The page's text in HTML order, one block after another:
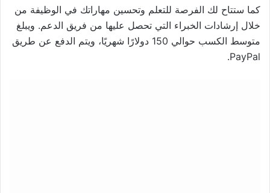
كما ستتاح لك الفرصة للتعلم وتحسين مهاراتك في الوظيفة من
خلال إرشادات الخبراء التي تحصل عليها من فريق الدعم. ويبلغ
متوسط الكسب حوالي 150 دولارًا شهريًا، ويتم الدفع عن طريق
PayPal.